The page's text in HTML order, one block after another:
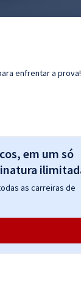
enfrentar a prova!
em um só
as carreiras de